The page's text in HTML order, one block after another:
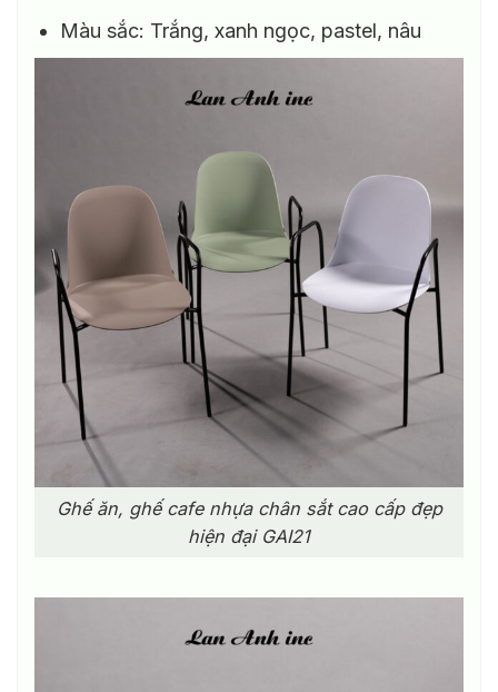
Màu sắc: Trắng, xanh ngọc, pastel, nâu
Ghế ăn, ghế cafe nhựa chân sắt cao cấp đẹp
hiện đại GAI21